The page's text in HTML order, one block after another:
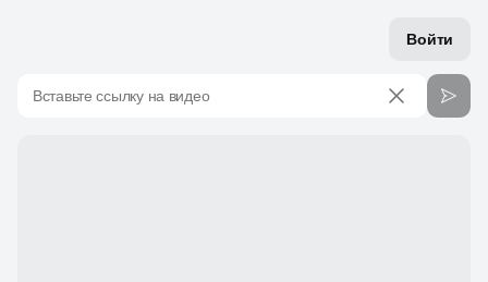
Войти
Вставьте ссылку на видео